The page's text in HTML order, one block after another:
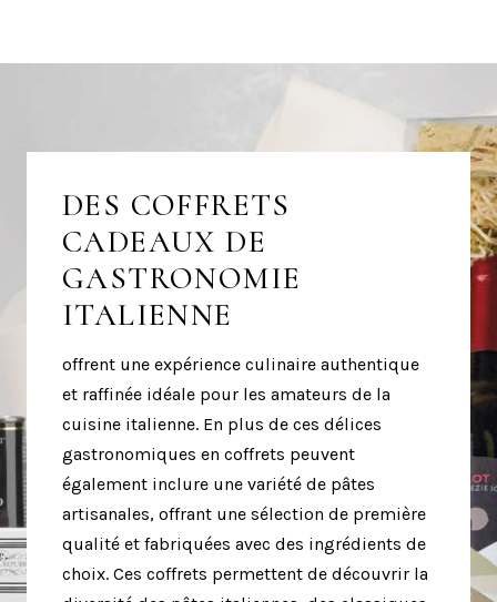
DES COFFRETS
CADEAUX DE
GASTRONOMIE
ITALIENNE
offrent une expérience culinaire authentique
et raffinée idéale pour les amateurs de la
cuisine italienne. En plus de ces délices
gastronomiques en coffrets peuvent
également inclure une variété de pâtes
artisanales, offrant une sélection de première
qualité et fabriquées avec des ingrédients de
choix. Ces coffrets permettent de découvrir la